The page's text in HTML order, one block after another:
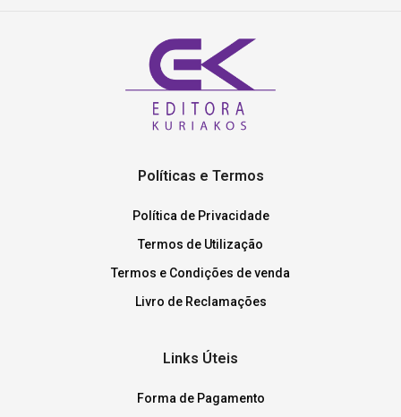
Políticas e Termos
Política de Privacidade
Termos de Utilização
Termos e Condições de venda
Livro de Reclamações
Links Úteis
Forma de Pagamento